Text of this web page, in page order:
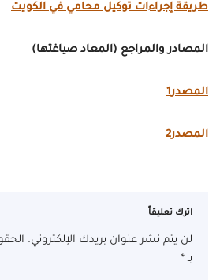
طريقة إجراءات توكيل محامي في الكويت
المصادر والمراجع (المعاد صياغتها)
المصدر1
المصدر2
اترك تعليقاً
لن يتم نشر عنوان بريدك الإلكتروني.
بـ *